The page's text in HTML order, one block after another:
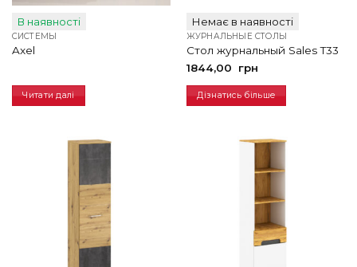
В наявності
СИСТЕМЫ
Axel
Читати далі
Немає в наявності
ЖУРНАЛЬНЫЕ СТОЛЫ
Стол журнальный Sales T33
1844,00
грн
Дізнатись більше